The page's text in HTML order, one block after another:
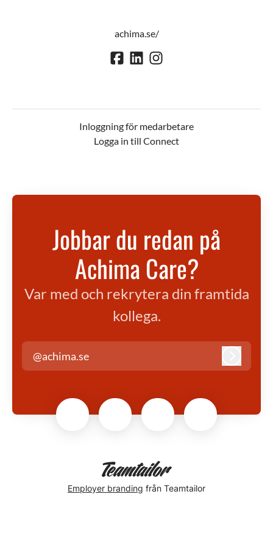
achima.se/
Inloggning för medarbetare
Logga in till Connect
Jobbar du redan på
Achima Care?
Var med och rekrytera din framtida
kollega.
@achima.se
Employer branding från Teamtailor